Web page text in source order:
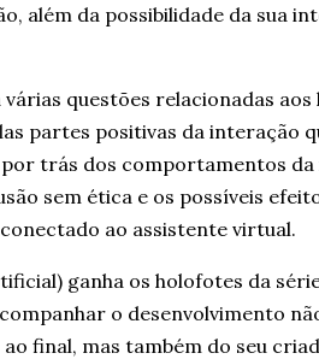
além da possibilidade da sua
questões relacionadas
partes positivas da interação
trás dos comportamentos
sem ética e os possíveis
ao assistente virtual.
ganha os holofotes da
o desenvolvimento
final, mas também do seu